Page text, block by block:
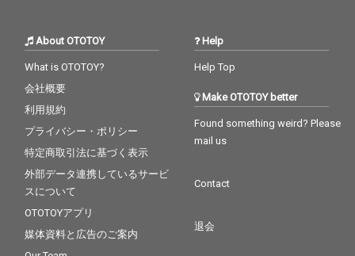
About OTOTOY
What is OTOTOY?
会社概要
利用規約
プライバシー・ポリシー
特定商取引法に基づく表示
外部データ連携しているサービ
スについて
OTOTOYアプリ
媒体資料と広告のご案内
Help
Help Top
Make OTOTOY better
Found something weird? Please
mail us
Contact
退会